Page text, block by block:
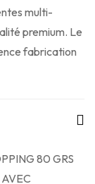
multi-
premium. Le
fabrication